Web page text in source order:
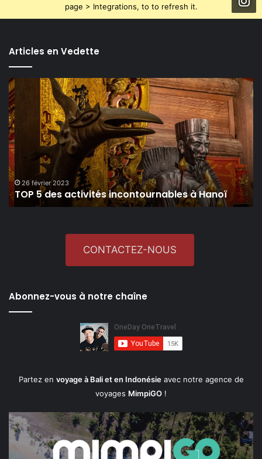
page > Integrations, to to refresh it.
Articles en Vedette
TOP
5
des
activités
incontournables
à
26 février 2023
TOP 5 des activités incontournables à Hanoï
CONTACTEZ-NOUS
Abonnez-vous à notre chaîne
Partez en voyage à Bali et en Indonésieavec notre agence de
voyages MimpiGO !